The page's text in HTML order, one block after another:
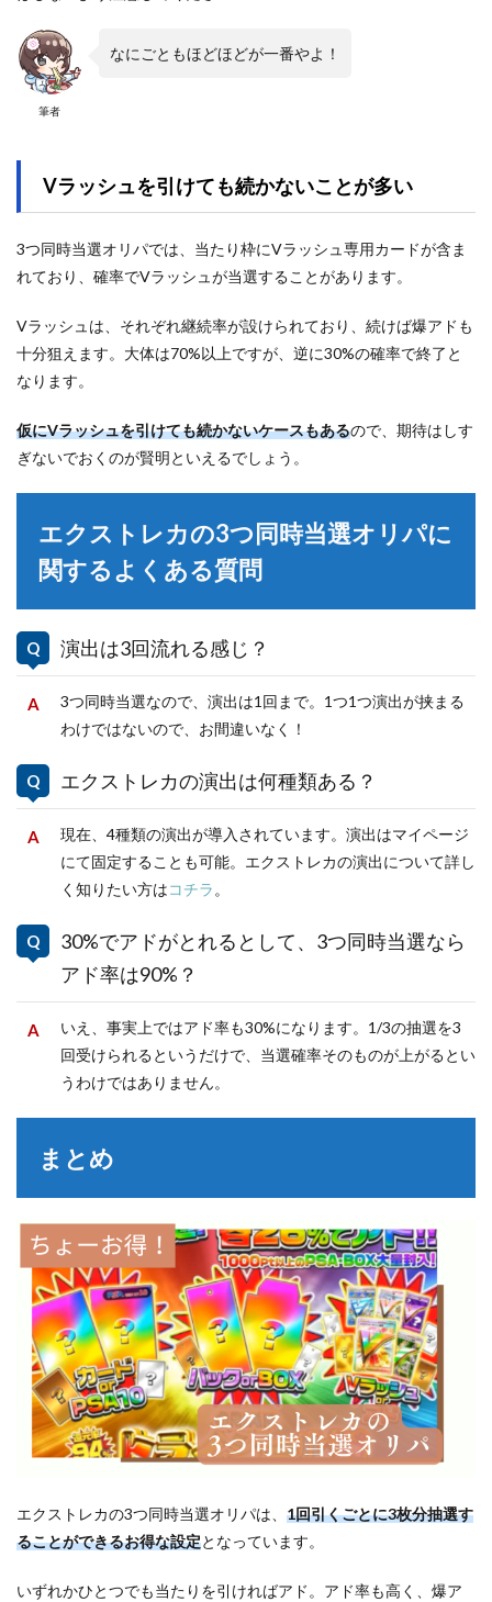
筆者
なにごともほどほどが一番やよ！
Vラッシュを引けても続かないことが多い
3つ同時当選オリパでは、当たり枠にVラッシュ専用カードが含ま
れており、確率でVラッシュが当選することがあります。
Vラッシュは、それぞれ継続率が設けられており、続けば爆アドも
十分狙えます。大体は70%以上ですが、逆に30%の確率で終了と
なります。
仮にVラッシュを引けても続かないケースもあるので、期待はしす
ぎないでおくのが賢明といえるでしょう。
エクストレカの3つ同時当選オリパに
関するよくある質問
演出は3回流れる感じ？
3つ同時当選なので、演出は1回まで。1つ1つ演出が挟まる
わけではないので、お間違いなく！
エクストレカの演出は何種類ある？
現在、4種類の演出が導入されています。演出はマイページ
にて固定することも可能。エクストレカの演出について詳し
く知りたい方はコチラ 。
30%でアドがとれるとして、3つ同時当選なら
アド率は90%？
いえ、事実上ではアド率も30%になります。1/3の抽選を3
回受けられるというだけで、当選確率そのものが上がるとい
うわけではありません。
まとめ
エクストレカの3つ同時当選オリパは、 1回引くごとに3枚分抽選す
ることができるお得な設定となっています。
いずれかひとつでも当たりを引ければアド。アド率も高く、爆ア